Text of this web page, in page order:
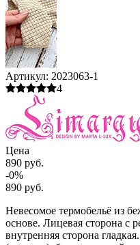
Артикул: 2023063-1
4
Цена
890 руб.
-0%
890 руб.
Невесомое термобельё из
основе. Лицевая сторона с
внутренняя сторона